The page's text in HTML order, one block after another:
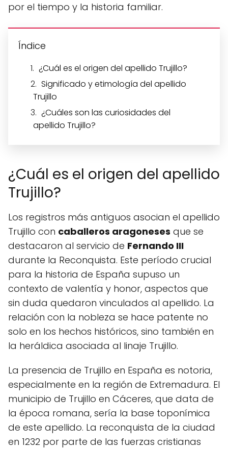
por el tiempo y la historia familiar.
Índice
¿Cuál es el origen del apellido Trujillo?
Significado y etimología del apellido
Trujillo
¿Cuáles son las curiosidades del
apellido Trujillo?
¿Cuál es el origen del apellido
Trujillo?
Los registros más antiguos asocian el apellido
Trujillo con caballeros aragoneses que se
destacaron al servicio de Fernando III
durante la Reconquista. Este período crucial
para la historia de España supuso un
contexto de valentía y honor, aspectos que
sin duda quedaron vinculados al apellido. La
relación con la nobleza se hace patente no
solo en los hechos históricos, sino también en
la heráldica asociada al linaje Trujillo.
La presencia de Trujillo en España es notoria,
especialmente en la región de Extremadura. El
municipio de Trujillo en Cáceres, que data de
la época romana, sería la base toponímica
de este apellido. La reconquista de la ciudad
en 1232 por parte de las fuerzas cristianas